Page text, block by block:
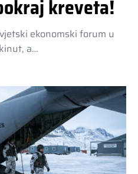
kreveta!
ekonomski forum u
a…